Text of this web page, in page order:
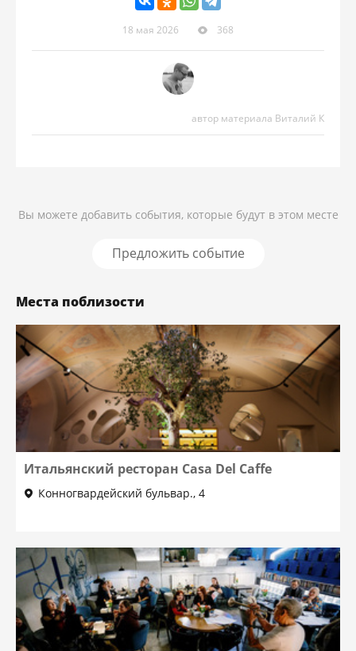
18 мая 2026 368
автор материала Виталий К
Вы можете добавить события, которые будут в этом месте
Предложить событие
Места поблизости
Итальянский ресторан Casa Del Caffe
Конногвардейский бульвар., 4